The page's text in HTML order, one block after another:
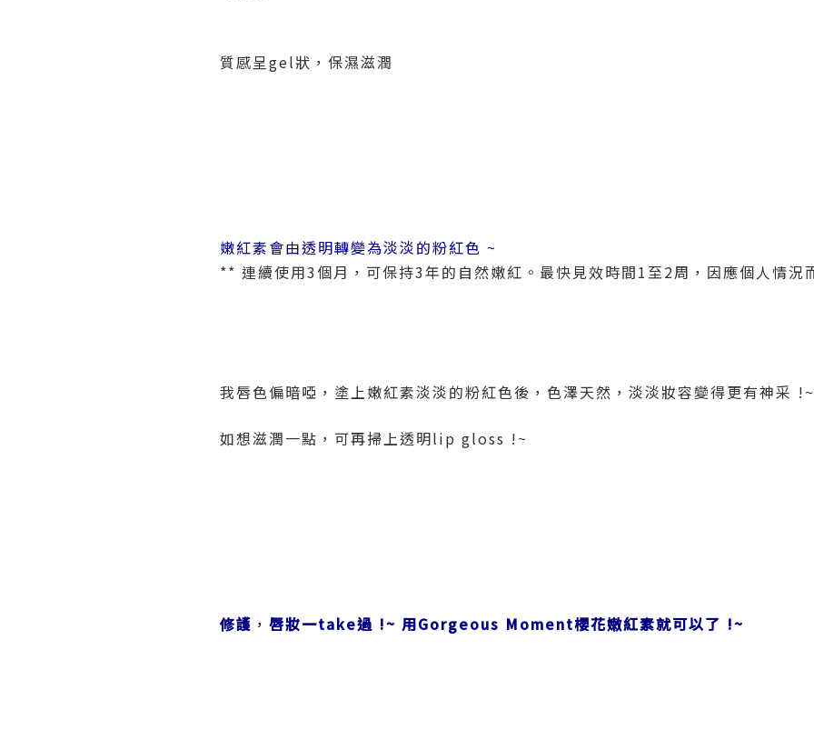
質感呈gel狀，保濕滋潤
嫩紅素會由透明轉變為淡淡的粉紅色 ~
** 連續使用3個月，可保持3年的自然嫩紅。最快見效時間1至2周，因應個人情況
我唇色偏暗啞，塗上嫩紅素淡淡的粉紅色後，色澤天然，淡淡妝容變得更有神采 !~
如想滋潤一點，可再掃上透明lip gloss !~
修護 ， 唇妝一take過 !~ 用Gorgeous Moment櫻花嫩紅素就可以了 !~